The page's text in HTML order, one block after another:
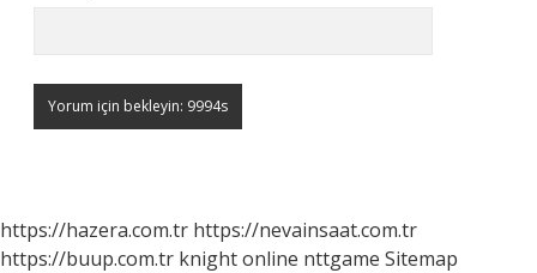
https://hazera.com.tr https://nevainsaat.com.tr
https://buup.com.tr knight online nttgame Sitemap